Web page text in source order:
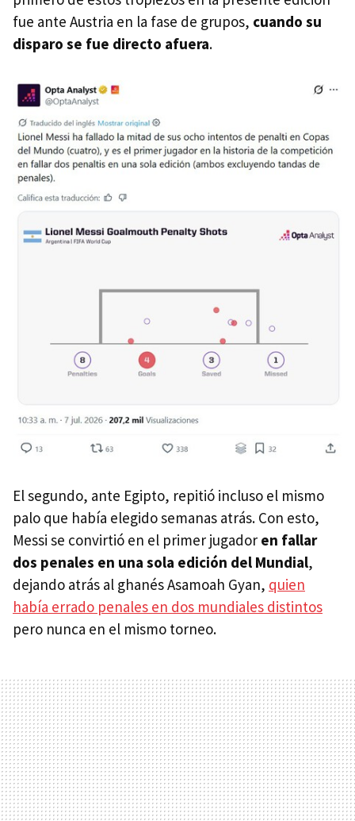
fue ante Austria en la fase de grupos, cuando su
disparo se fue directo afuera.
El segundo, ante Egipto, repitió incluso el mismo
palo que había elegido semanas atrás. Con esto,
Messi se convirtió en el primer jugador en fallar
dos penales en una sola edición del Mundial,
dejando atrás al ghanés Asamoah Gyan, quien
había errado penales en dos mundiales distintos
pero nunca en el mismo torneo.